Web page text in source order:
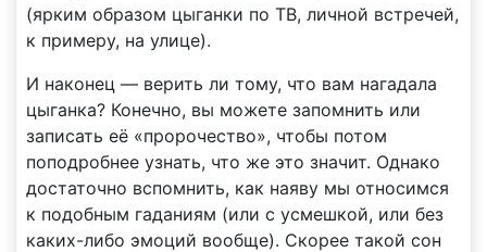
(ярким образом цыганки по ТВ, личной встречей,
к примеру, на улице).
И наконец — верить ли тому, что вам нагадала
цыганка? Конечно, вы можете запомнить или
записать её «пророчество», чтобы потом
поподробнее узнать, что же это значит. Однако
достаточно вспомнить, как наяву мы относимся
к подобным гаданиям (или с усмешкой, или без
каких-либо эмоций вообще). Скорее такой сон